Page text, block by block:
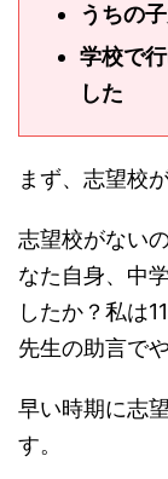
うちの
学校で
した
まず、志望校
志望校がない
なた自身、中
したか？私は
先生の助言で
早い時期に志
す。